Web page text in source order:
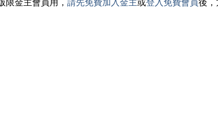
限金主會員用， 請先免費加入金主或登入免費會員後，